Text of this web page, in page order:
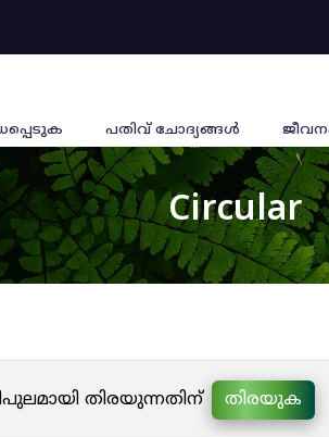
പതിവ് ചോദ്യങ്ങൾ
Circular
തിരയുന്നതിന് തിരയുക